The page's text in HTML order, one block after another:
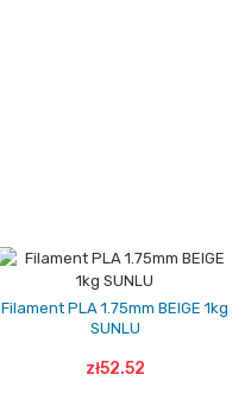
Filament PLA 1.75mm BEIGE 1kg
SUNLU
zł52.52